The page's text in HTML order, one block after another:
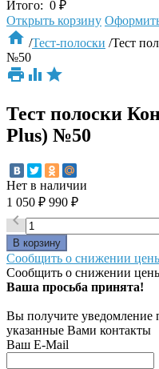
Итого: 0 ₽
Открыть корзину
 /Тест-полоски /Тест
№50
  
Тест полоски
Plus) №50
Нет в наличии
1 050 ₽ 990 ₽

Сообщить о снижении
Сообщить о снижении
Ваша просьба принята!
Вы получите уведомление
указанные Вами контакты
Ваш E-Mail